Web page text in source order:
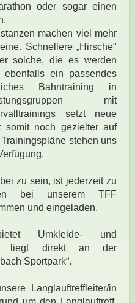
oder sogar einen
machen viel mehr
Schnellere „Hirsche"
solche, die es werden
ein passendes
Bahntraining in
mit
setzt neue
somit noch gezielter auf
stehen uns
zu sein, ist jederzeit zu
bei unserem TFF
und eingeladen.
Umkleide- und
liegt direkt an der
Sportpark“.
Langlauftreffleiter/in